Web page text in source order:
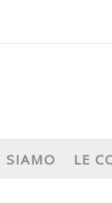
SIAMO LE